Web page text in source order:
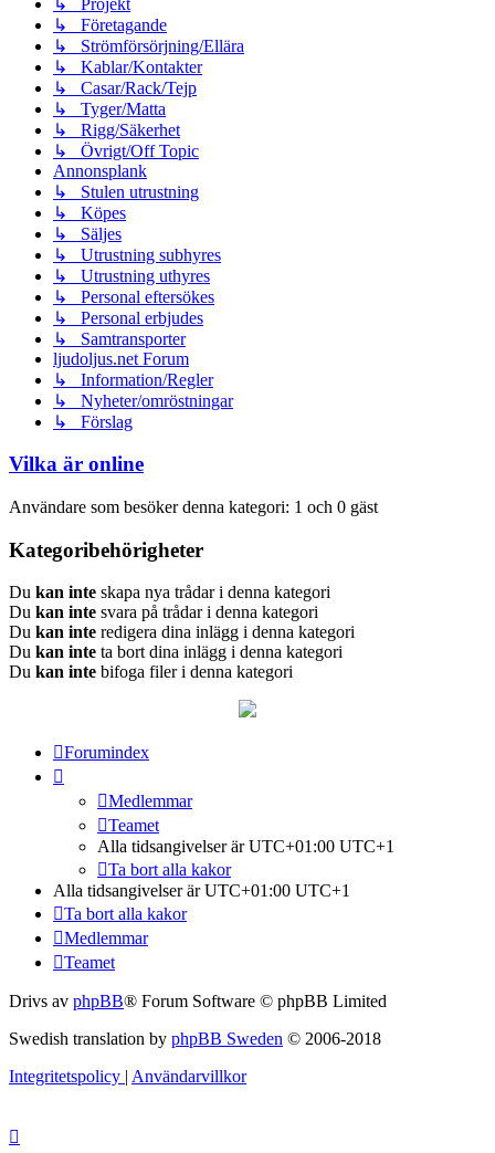
↳ Företagande
↳ Strömförsörjning/Ellära
↳ Kablar/Kontakter
↳ Casar/Rack/Tejp
↳ Tyger/Matta
↳ Rigg/Säkerhet
↳ Övrigt/Off Topic
Annonsplank
↳ Stulen utrustning
↳ Köpes
↳ Säljes
↳ Utrustning subhyres
↳ Utrustning uthyres
↳ Personal eftersökes
↳ Personal erbjudes
↳ Samtransporter
ljudoljus.net Forum
↳ Information/Regler
↳ Nyheter/omröstningar
↳ Förslag
Vilka är online
Användare som besöker denna kategori: 1 och 0 gäst
Kategoribehörigheter
Du kan inte skapa nya trådar i denna kategori
Du kan inte svara på trådar i denna kategori
Du kan inte redigera dina inlägg i denna kategori
Du kan inte ta bort dina inlägg i denna kategori
Du kan inte bifoga filer i denna kategori
Forumindex
Medlemmar
Teamet
Alla tidsangivelser är UTC+01:00 UTC+1
Ta bort alla kakor
Alla tidsangivelser är UTC+01:00 UTC+1
Ta bort alla kakor
Medlemmar
Teamet
Drivs av phpBB® Forum Software © phpBB Limited
Swedish translation by phpBB Sweden © 2006-2018
Integritetspolicy Användarvillkor